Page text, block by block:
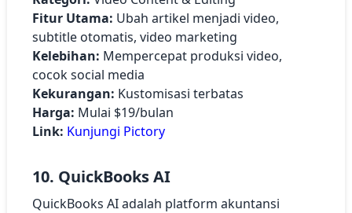
Fitur Utama: Ubah artikel menjadi video,
subtitle otomatis, video marketing
Kelebihan: Mempercepat produksi video,
cocok social media
Kekurangan: Kustomisasi terbatas
Harga: Mulai $19/bulan
Link: Kunjungi Pictory
10. QuickBooks AI
QuickBooks AI adalah platform akuntansi